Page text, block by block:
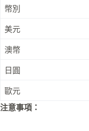
幣別
美元
澳幣
日圓
歐元
注意事項：